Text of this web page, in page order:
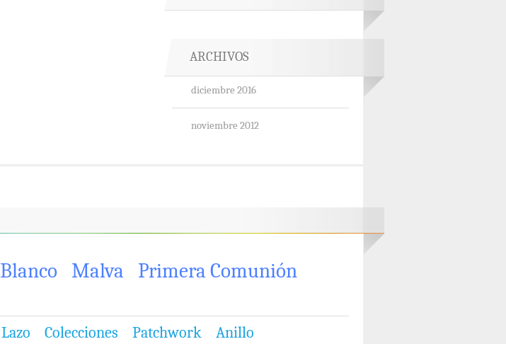
ARCHIVOS
diciembre 2016
noviembre 2012
Blanco Malva
Primera Comunión
Lazo Colecciones Patchwork Anillo